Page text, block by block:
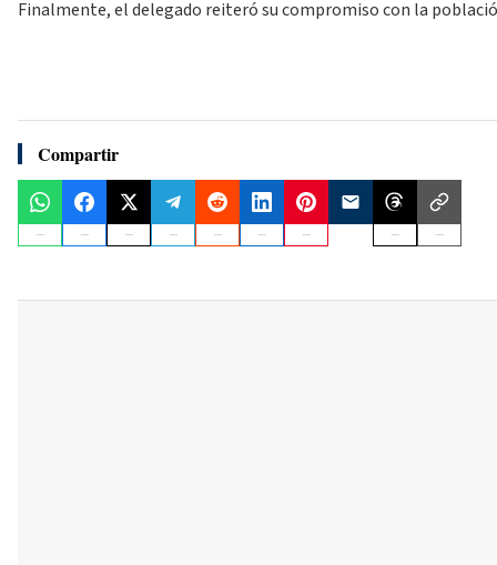
Finalmente, el delegado reiteró su compromiso con la
Compartir